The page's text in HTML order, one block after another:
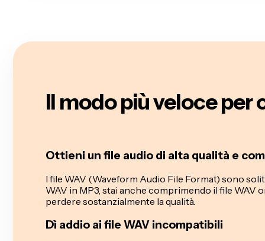
Il modo più veloce per
Ottieni un file audio di alta qualità e
I file WAV (Waveform Audio File Format) sono
WAV in MP3, stai anche comprimendo il file WAV
perdere sostanzialmente la qualità.
Dì addio ai file WAV incompatibili